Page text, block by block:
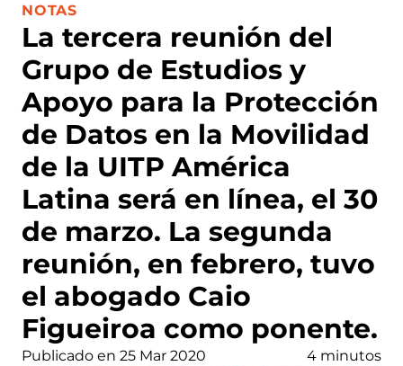
La tercera reunión del
Grupo de Estudios y
Apoyo para la Protección
de Datos en la Movilidad
de la UITP América
Latina será en línea, el 30
de marzo. La segunda
reunión, en febrero, tuvo
el abogado Caio
Figueiroa como ponente.
CATEGORÍA:
NOTAS
Publicado en 25 Mar 2020 4 minutos